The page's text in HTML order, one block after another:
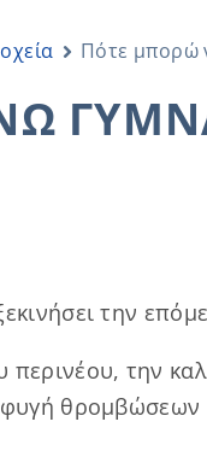
Πότε μπορώ
την
την
θρομβώσεων